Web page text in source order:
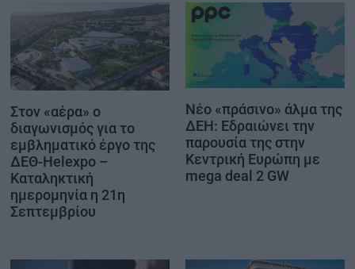
Στον «αέρα» ο
διαγωνισμός για το
εμβληματικό έργο της
ΔΕΘ-Helexpo –
Καταληκτική
ημερομηνία η 21η
Σεπτεμβρίου
Νέο «πράσινο» άλμα της
ΔΕΗ: Εδραιώνει την
παρουσία της στην
Κεντρική Ευρώπη με
mega deal 2 GW